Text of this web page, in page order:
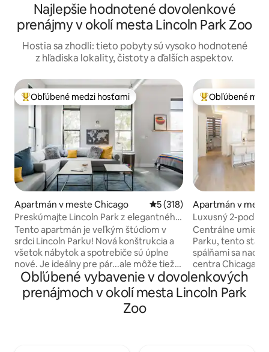
Najlepšie hodnotené dovolenkové
prenájmy v okolí mesta Lincoln Park Zoo
Hostia sa zhodli: tieto pobyty sú vysoko hodnotené
z hľadiska lokality, čistoty a ďalších aspektov.
Najobľúbenejšie medzi hosťami
Obľúbené medzi hosťami
Apartmán v meste Chicago Priemerné ohodnotenie 5 z
5 (318)
Preskúmajte Lincoln Park z elegantného
apartmánu
Tento apartmán je veľkým štúdiom v
srdci Lincoln Parku! Nová konštrukcia a
všetok nábytok a spotrebiče sú úplne
nové. Je ideálny pre pár...ale môže tiež
spať 3 - 4 na dievčenský výlet alebo
rodinu s malými deťmi. Zadajte kód
osobného kódového zámku, ktorý vám
dáme niekoľko dní pred pobytom. A v
Najobľúbenejšie
Obľúbené
Apartmán v
Luxusný 2-
spálňami a 3
Centrálne
Parku, tento
spálňami sa
centra Chicaga,
Lincoln Park, pri
reštaurácií a
luxusný dizajnový
Obľúbené vybavenie v dovolenkových
prenájmoch v okolí mesta Lincoln Park
Zoo